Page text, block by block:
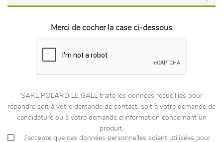
Merci de cocher la case ci-dessous
SARL POLARD LE GALL traite les données recueillies pour
répondre soit à votre demande de contact, soit à votre demande de
candidature ou à votre demande d’information concernant un
produit.
J’accepte que ces données personnelles soient utilisées pour